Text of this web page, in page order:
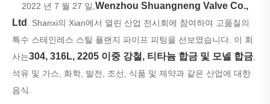
2022 년 7 월 27 일,Wenzhou Shuangneng Valve Co.,
Ltd . Shanxi의 Xian에서 열린 산업 전시회에 참여하여 고품질의
특수 스테인레스 스틸 플랜지 파이프 피팅을 선보였습니다. 이 회
사는304, 316L, 2205 이중 강철, 티타늄 합금 및 모넬 합금,
석유 및 가스, 화학, 발전, 조선, 식품 및 제약과 같은 산업에 대한
음식.